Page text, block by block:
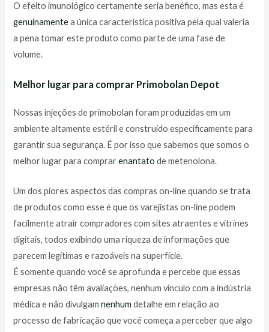
O efeito imunológico certamente seria benéfico, mas esta é
genuinamentea única característica positiva pela qual valeria
a pena tomar este produto como parte de uma fase de
volume.
Melhor lugar para comprar Primobolan Depot
Nossas injeções de primobolan foram produzidas em um
ambiente altamente estéril e construído especificamente para
garantir sua segurança. É por isso que sabemos que somos o
melhor lugar para comprarenantatode metenolona.
Um dos piores aspectos das compras on-line quando se trata
de produtos como esse é que os varejistas on-line podem
facilmente atrair compradores com sites atraentes e vitrines
digitais, todos exibindo uma riqueza de informações que
parecem legítimas e razoáveis na superfície.
É somente quando você se aprofunda e percebe que essas
empresas não têm avaliações, nenhum vínculo com a indústria
médica e não divulgamnenhumdetalhe em relação ao
processo de fabricação que você começa a perceber que algo